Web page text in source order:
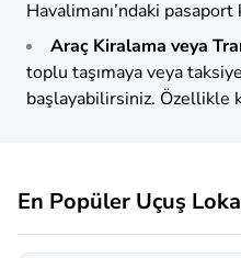
Havalimanı’ndaki
Araç Kiralama veya
toplu taşımaya veya
başlayabilirsiniz. Özellikle
En Popüler Uçuş